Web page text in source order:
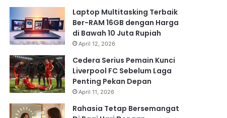
Laptop Multitasking Terbaik
Ber-RAM 16GB dengan Harga
di Bawah 10 Juta Rupiah
April 12, 2026
Cedera Serius Pemain Kunci
Liverpool FC Sebelum Laga
Penting Pekan Depan
April 11, 2026
Rahasia Tetap Bersemangat